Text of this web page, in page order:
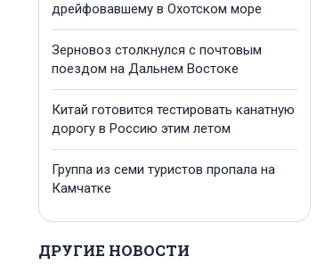
дрейфовавшему в Охотском море
Зерновоз столкнулся с почтовым
поездом на Дальнем Востоке
Китай готовится тестировать канатную
дорогу в Россию этим летом
Группа из семи туристов пропала на
Камчатке
ДРУГИЕ НОВОСТИ